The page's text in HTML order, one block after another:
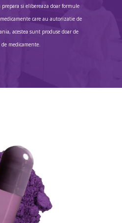
prepara si elibereaza doar formule
care au autorizatie de
acestea sunt produse doar de
medicamente.